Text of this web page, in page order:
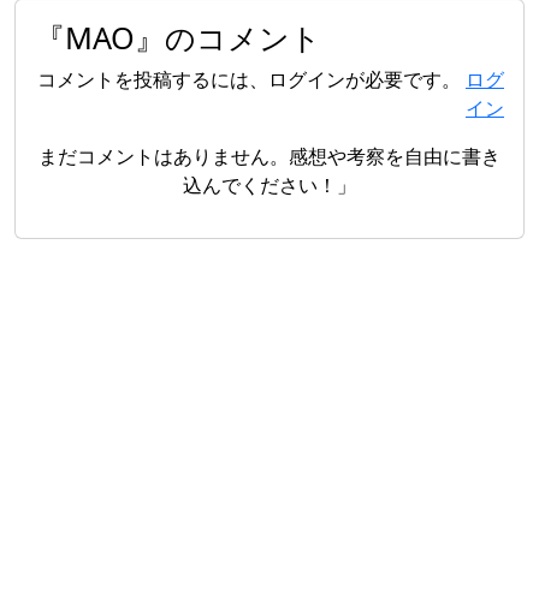
『MAO』のコメント
コメントを投稿するには、ログインが必要です。
ログ
イン
まだコメントはありません。感想や考察を自由に書き
込んでください！」